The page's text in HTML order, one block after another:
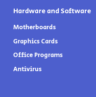
Hardware and Software
Motherboards
Graphics Cards
Office Programs
Antivirus